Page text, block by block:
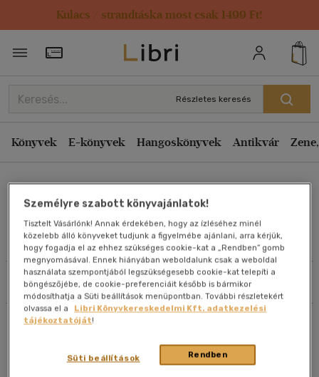
Kulacs / strandtáska most csak 1499 Ft!
Törzsvásárlói Kártya adatai
Részletes keresés
Könyvek E-könyvek Hangoskönyvek Antikvár
Erdőssy Gellért
Művei
Szűrés Rendezés
Rendezés
Kiadás éve szerint csökkenő
Ár szerint csökkenő
Eladott darabszám szerint csökkenő
Eladott darabszám szerint növekvő
Cím szerint A-Z
Szerző szerint A-Z
Megjelenítés
20 db / oldal
Személyre szabott könyvajánlatok!
Tisztelt Vásárlónk! Annak érdekében, hogy az ízléséhez minél
közelebb álló könyveket tudjunk a figyelmébe ajánlani, arra kérjük,
hogy fogadja el az ehhez szükséges cookie-kat a „Rendben” gomb
megnyomásával. Ennek hiányában weboldalunk csak a weboldal
használata szempontjából legszükségesebb cookie-kat telepíti a
böngészőjébe, de cookie-preferenciáit később is bármikor
módosíthatja a Süti beállítások menüpontban. További részletekért
olvassa el a
Libri Könyvkereskedelmi Kft. adatkezelési
tájékoztatóját!
Rendben
Süti beállítások